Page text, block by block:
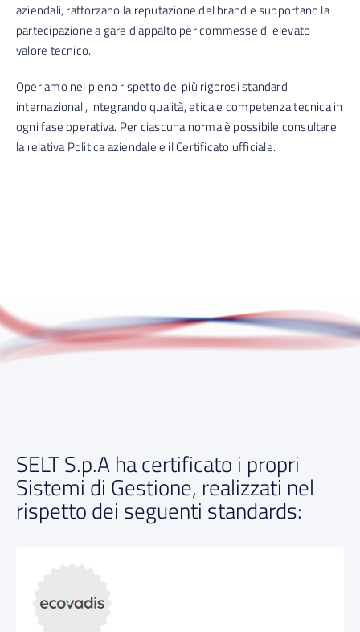
aziendali, rafforzano la reputazione del brand e supportano la
partecipazione a gare d’appalto per commesse di elevato
valore tecnico.
Operiamo nel pieno rispetto dei più rigorosi standard
internazionali, integrando qualità, etica e competenza tecnica in
ogni fase operativa. Per ciascuna norma è possibile consultare
la relativa Politica aziendale e il Certificato ufficiale.
SELT S.p.A ha certificato i propri
Sistemi di Gestione, realizzati nel
rispetto dei seguenti standards: